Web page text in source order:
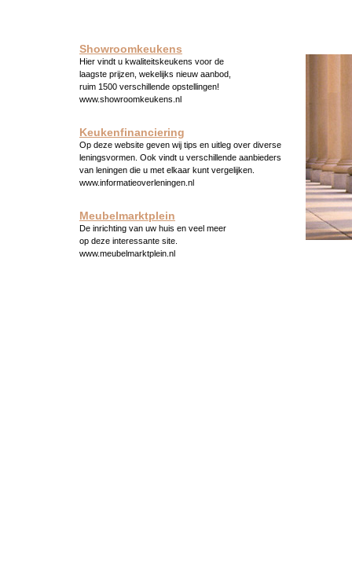
Showroomkeukens
Hier vindt u kwaliteitskeukens voor de
laagste prijzen, wekelijks nieuw aanbod,
ruim 1500 verschillende opstellingen!
www.showroomkeukens.nl
Keukenfinanciering
Op deze website geven wij tips en uitleg over diverse
leningsvormen. Ook vindt u verschillende aanbieders
van leningen die u met elkaar kunt vergelijken.
www.informatieoverleningen.nl
Meubelmarktplein
De inrichting van uw huis en veel meer
op deze interessante site.
www.meubelmarktplein.nl